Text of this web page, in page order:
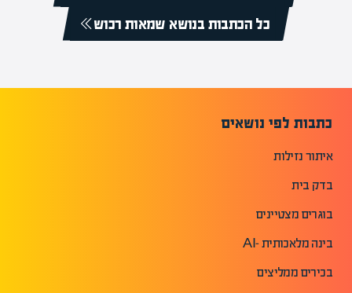
כל הכתבות בנושא שמאות רכוש
כתבות לפי נושאים
איתור נזילות
בדק בית
בוגרים מצטיינים
בינה מלאכותית -AI
בכירים ממליצים